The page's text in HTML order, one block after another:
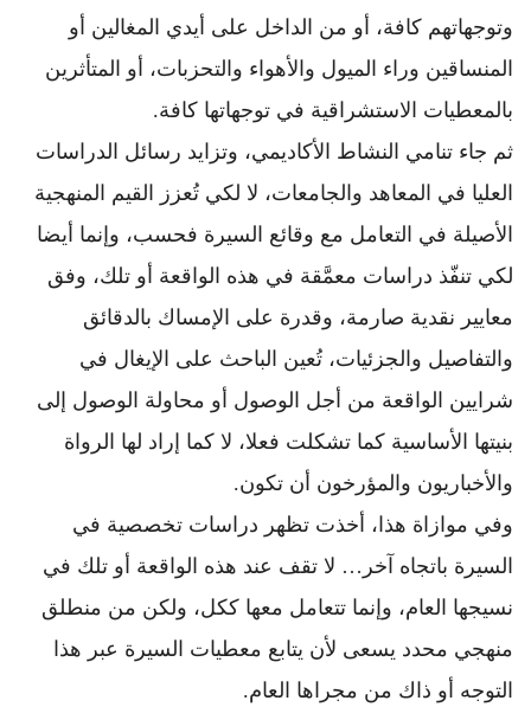
وتوجهاتهم كافة، أو من الداخل على أيدي المغالين أو
المنساقين وراء الميول والأهواء والتحزبات، أو المتأثرين
بالمعطيات الاستشراقية في توجهاتها كافة.
ثم جاء تنامي النشاط الأكاديمي، وتزايد رسائل الدراسات
العليا في المعاهد والجامعات، لا لكي تُعزز القيم المنهجية
الأصيلة في التعامل مع وقائع السيرة فحسب، وإنما أيضا
لكي تنفّذ دراسات معمَّقة في هذه الواقعة أو تلك، وفق
معايير نقدية صارمة، وقدرة على الإمساك بالدقائق
والتفاصيل والجزئيات، تُعين الباحث على الإيغال في
شرايين الواقعة من أجل الوصول أو محاولة الوصول إلى
بنيتها الأساسية كما تشكلت فعلا، لا كما إراد لها الرواة
والأخباريون والمؤرخون أن تكون.
وفي موازاة هذا، أخذت تظهر دراسات تخصصية في
السيرة باتجاه آخر… لا تقف عند هذه الواقعة أو تلك في
نسيجها العام، وإنما تتعامل معها ككل، ولكن من منطلق
منهجي محدد يسعى لأن يتابع معطيات السيرة عبر هذا
التوجه أو ذاك من مجراها العام.